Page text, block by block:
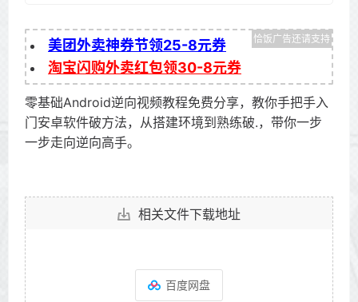
美团外卖神券节领25-8元券
淘宝闪购外卖红包领30-8元券
零基础Android逆向视频教程免费分享，教你手把手入
门安卓软件破方法，从搭建环境到熟练破.，带你一步
一步走向逆向高手。
相关文件下载地址
百度网盘